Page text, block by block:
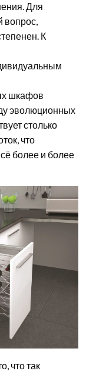
Для
вопрос,
К
шкафов
эволюционных
столько
что
более и более
что так